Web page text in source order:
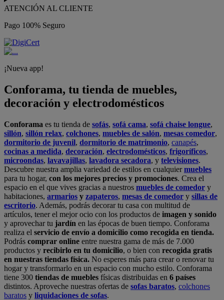
ATENCIÓN AL CLIENTE
Pago 100% Seguro
¡Nueva app!
Conforama, tu tienda de muebles,
decoración y electrodomésticos
Conforama es tu tienda de sofás, sofá cama, sofá chaise longue,
sillón, sillón relax, colchones, muebles de salón, mesas comedor,
dormitorio de juvenil, dormitorio de matrimonio, canapés,
cocinas a medida, decoración, electrodomésticos, frigoríficos,
microondas, lavavajillas, lavadora secadora, y televisiones.
Descubre nuestra amplia variedad de estilos en cualquiermuebles
para tu hogar, con los mejores precios y promociones. Crea el
espacio en el que vives gracias a nuestros muebles de comedor y
habitaciones, armarios y zapateros, mesas de comedor y sillas de
escritorio. Además, podrás decorar tu casa con multitud de
artículos, tener el mejor ocio con los productos de imagen y sonido
y aprovechar tu jardín en las épocas de buen tiempo. Conforama
realiza el servicio de envío a domicilio como recogida en tienda.
Podrás comprar online entre nuestra gama de más de 7.000
productos y recibirlo en tu domicilio, o bien con recogida gratis
en nuestras tiendas física. No esperes más para crear o renovar tu
hogar y transformarlo en un espacio con mucho estilo. Conforama
tiene 300 tiendas de muebles físicas distribuidas en 6 países
distintos. Aproveche nuestras ofertas de sofas baratos, colchones
baratos y liquidaciones de sofas.